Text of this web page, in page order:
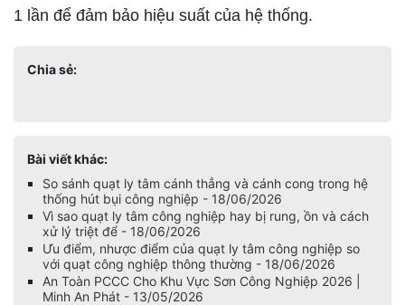
1 lần để đảm bảo hiệu suất của hệ thống.
Chia sẻ:
Bài viết khác:
So sánh quạt ly tâm cánh thẳng và cánh cong trong hệ
thống hút bụi công nghiệp - 18/06/2026
Vì sao quạt ly tâm công nghiệp hay bị rung, ồn và cách
xử lý triệt để - 18/06/2026
Ưu điểm, nhược điểm của quạt ly tâm công nghiệp so
với quạt công nghiệp thông thường - 18/06/2026
An Toàn PCCC Cho Khu Vực Sơn Công Nghiệp 2026 |
Minh An Phát - 13/05/2026